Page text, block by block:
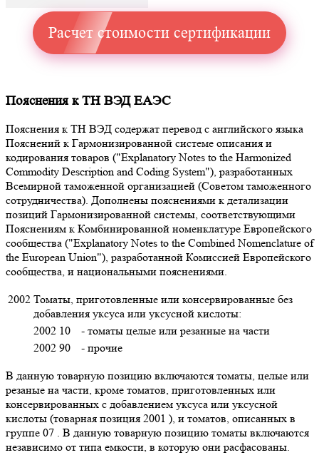
Расчет стоимости сертификации
Пояснения к ТН ВЭД ЕАЭС
Пояснения к ТН ВЭД содержат перевод с английского языка
Пояснений к Гармонизированной системе описания и
кодирования товаров ("Explanatory Notes to the Harmonized
Commodity Description and Coding System"), разработанных
Всемирной таможенной организацией (Советом таможенного
сотрудничества). Дополнены пояснениями к детализации
позиций Гармонизированной системы, соответствующими
Пояснениям к Комбинированной номенклатуре Европейского
сообщества ("Explanatory Notes to the Combined Nomenclature of
the European Union"), разработанной Комиссией Европейского
сообщества, и национальными пояснениями.
2002 Томаты, приготовленные или консервированные без
добавления уксуса или уксусной кислоты:
2002 10
- томаты целые или резанные на части
2002 90
- прочие
В данную товарную позицию включаются томаты, целые или
резаные на части, кроме томатов, приготовленных или
консервированных с добавлением уксуса или уксусной
кислоты (товарная позиция 2001 ), и томатов, описанных в
группе 07 . В данную товарную позицию томаты включаются
независимо от типа емкости, в которую они расфасованы.